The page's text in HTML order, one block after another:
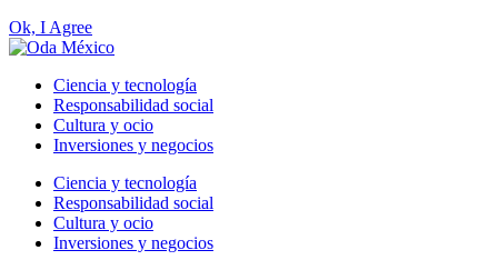
Ok, I Agree
Ciencia y tecnología
Responsabilidad social
Cultura y ocio
Inversiones y negocios
Ciencia y tecnología
Responsabilidad social
Cultura y ocio
Inversiones y negocios